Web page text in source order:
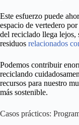
Este esfuerzo puede
espacio de vertedero
del reciclado llega lejos,
residuos relacionados
Podemos contribuir
reciclando
recursos para nuestro
más sostenible.
Casos prácticos: